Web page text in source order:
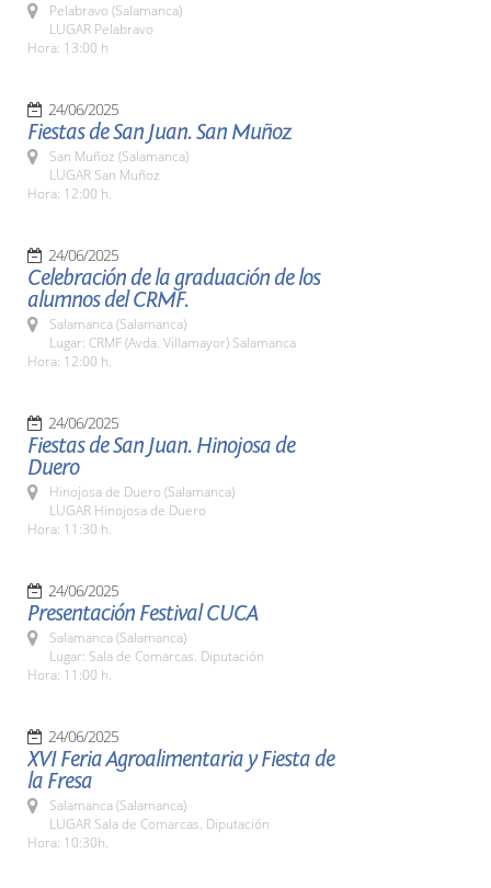
Pelabravo (Salamanca)
LUGAR Pelabravo
Hora: 13:00 h
24/06/2025
Fiestas de San Juan. San Muñoz
San Muñoz (Salamanca)
LUGAR San Muñoz
Hora: 12:00 h.
24/06/2025
Celebración de la graduación de los
alumnos del CRMF.
Salamanca (Salamanca)
Lugar: CRMF (Avda. Villamayor) Salamanca
Hora: 12:00 h.
24/06/2025
Fiestas de San Juan. Hinojosa de
Duero
Hinojosa de Duero (Salamanca)
LUGAR Hinojosa de Duero
Hora: 11:30 h.
24/06/2025
Presentación Festival CUCA
Salamanca (Salamanca)
Lugar: Sala de Comarcas. Diputación
Hora: 11:00 h.
24/06/2025
XVI Feria Agroalimentaria y Fiesta de
la Fresa
Salamanca (Salamanca)
LUGAR Sala de Comarcas. Diputación
Hora: 10:30h.